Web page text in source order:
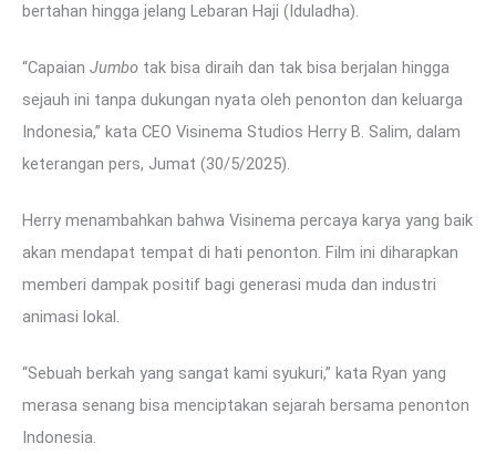
bertahan hingga jelang Lebaran Haji (Iduladha).
“Capaian Jumbo tak bisa diraih dan tak bisa berjalan hingga
sejauh ini tanpa dukungan nyata oleh penonton dan keluarga
Indonesia,” kata CEO Visinema Studios Herry B. Salim, dalam
keterangan pers, Jumat (30/5/2025).
Herry menambahkan bahwa Visinema percaya karya yang baik
akan mendapat tempat di hati penonton. Film ini diharapkan
memberi dampak positif bagi generasi muda dan industri
animasi lokal.
“Sebuah berkah yang sangat kami syukuri,” kata Ryan yang
merasa senang bisa menciptakan sejarah bersama penonton
Indonesia.